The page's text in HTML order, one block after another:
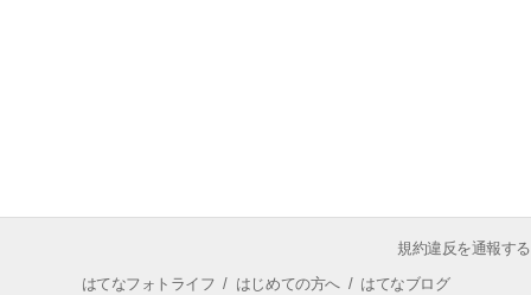
規約違反を通報する
はてなフォトライフ / はじめての方へ/ はてなブログ